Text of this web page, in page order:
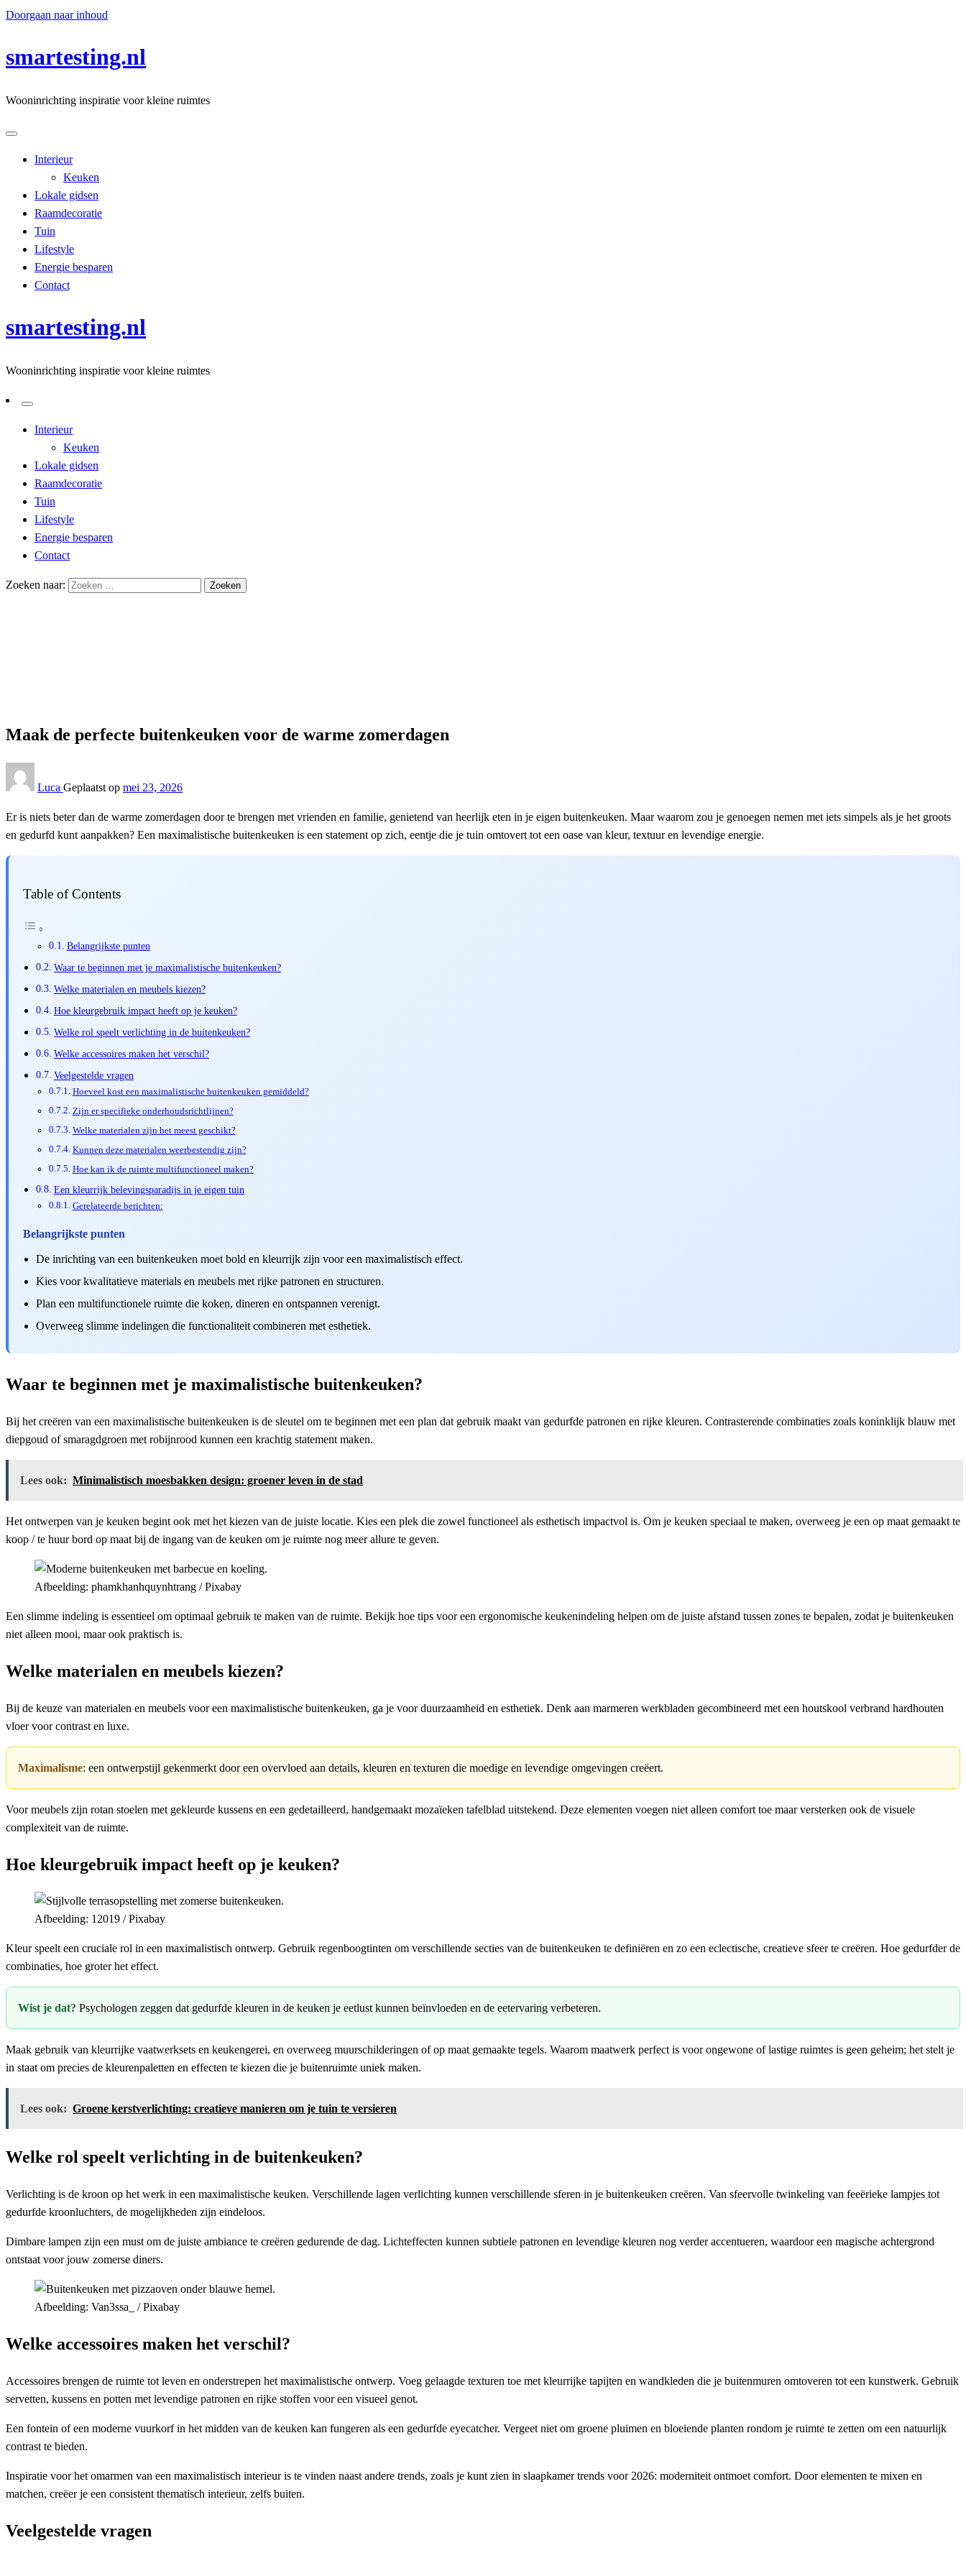
Doorgaan naar inhoud
smartesting.nl
Wooninrichting inspiratie voor kleine ruimtes
Interieur
Keuken
Lokale gidsen
Raamdecoratie
Tuin
Lifestyle
Energie besparen
Contact
smartesting.nl
Wooninrichting inspiratie voor kleine ruimtes
Interieur
Keuken
Lokale gidsen
Raamdecoratie
Tuin
Lifestyle
Energie besparen
Contact
Zoeken naar:
Maak de perfecte buitenkeuken voor de warme zomerdagen
Luca Geplaatst op mei 23, 2026
Er is niets beter dan de warme zomerdagen door te brengen met vrienden en familie, genietend van heerlijk eten in je eigen buitenkeuken. Maar waarom zou je genoegen nemen met iets simpels als je het groots
en gedurfd kunt aanpakken? Een maximalistische buitenkeuken is een statement op zich, eentje die je tuin omtovert tot een oase van kleur, textuur en levendige energie.
Table of Contents
Belangrijkste punten
Waar te beginnen met je maximalistische buitenkeuken?
Welke materialen en meubels kiezen?
Hoe kleurgebruik impact heeft op je keuken?
Welke rol speelt verlichting in de buitenkeuken?
Welke accessoires maken het verschil?
Veelgestelde vragen
Hoeveel kost een maximalistische buitenkeuken gemiddeld?
Zijn er specifieke onderhoudsrichtlijnen?
Welke materialen zijn het meest geschikt?
Kunnen deze materialen weerbestendig zijn?
Hoe kan ik de ruimte multifunctioneel maken?
Een kleurrijk belevingsparadijs in je eigen tuin
Gerelateerde berichten:
Belangrijkste punten
De inrichting van een buitenkeuken moet bold en kleurrijk zijn voor een maximalistisch effect.
Kies voor kwalitatieve materials en meubels met rijke patronen en structuren.
Plan een multifunctionele ruimte die koken, dineren en ontspannen verenigt.
Overweeg slimme indelingen die functionaliteit combineren met esthetiek.
Waar te beginnen met je maximalistische buitenkeuken?
Bij het creëren van een maximalistische buitenkeuken is de sleutel om te beginnen met een plan dat gebruik maakt van gedurfde patronen en rijke kleuren. Contrasterende combinaties zoals koninklijk blauw met
diepgoud of smaragdgroen met robijnrood kunnen een krachtig statement maken.
Lees ook: Minimalistisch moesbakken design: groener leven in de stad
Het ontwerpen van je keuken begint ook met het kiezen van de juiste locatie. Kies een plek die zowel functioneel als esthetisch impactvol is. Om je keuken speciaal te maken, overweeg je een op maat gemaakt te
koop / te huur bord op maat bij de ingang van de keuken om je ruimte nog meer allure te geven.
Afbeelding: phamkhanhquynhtrang / Pixabay
Een slimme indeling is essentieel om optimaal gebruik te maken van de ruimte. Bekijk hoe tips voor een ergonomische keukenindeling helpen om de juiste afstand tussen zones te bepalen, zodat je buitenkeuken
niet alleen mooi, maar ook praktisch is.
Welke materialen en meubels kiezen?
Bij de keuze van materialen en meubels voor een maximalistische buitenkeuken, ga je voor duurzaamheid en esthetiek. Denk aan marmeren werkbladen gecombineerd met een houtskool verbrand hardhouten
vloer voor contrast en luxe.
Maximalisme: een ontwerpstijl gekenmerkt door een overvloed aan details, kleuren en texturen die moedige en levendige omgevingen creëert.
Voor meubels zijn rotan stoelen met gekleurde kussens en een gedetailleerd, handgemaakt mozaïeken tafelblad uitstekend. Deze elementen voegen niet alleen comfort toe maar versterken ook de visuele
complexiteit van de ruimte.
Hoe kleurgebruik impact heeft op je keuken?
Afbeelding: 12019 / Pixabay
Kleur speelt een cruciale rol in een maximalistisch ontwerp. Gebruik regenboogtinten om verschillende secties van de buitenkeuken te definiëren en zo een eclectische, creatieve sfeer te creëren. Hoe gedurfder de
combinaties, hoe groter het effect.
Wist je dat? Psychologen zeggen dat gedurfde kleuren in de keuken je eetlust kunnen beïnvloeden en de eetervaring verbeteren.
Maak gebruik van kleurrijke vaatwerksets en keukengerei, en overweeg muurschilderingen of op maat gemaakte tegels. Waarom maatwerk perfect is voor ongewone of lastige ruimtes is geen geheim; het stelt je
in staat om precies de kleurenpaletten en effecten te kiezen die je buitenruimte uniek maken.
Lees ook: Groene kerstverlichting: creatieve manieren om je tuin te versieren
Welke rol speelt verlichting in de buitenkeuken?
Verlichting is de kroon op het werk in een maximalistische keuken. Verschillende lagen verlichting kunnen verschillende sferen in je buitenkeuken creëren. Van sfeervolle twinkeling van feeërieke lampjes tot
gedurfde kroonluchters, de mogelijkheden zijn eindeloos.
Dimbare lampen zijn een must om de juiste ambiance te creëren gedurende de dag. Lichteffecten kunnen subtiele patronen en levendige kleuren nog verder accentueren, waardoor een magische achtergrond
ontstaat voor jouw zomerse diners.
Afbeelding: Van3ssa_ / Pixabay
Welke accessoires maken het verschil?
Accessoires brengen de ruimte tot leven en onderstrepen het maximalistische ontwerp. Voeg gelaagde texturen toe met kleurrijke tapijten en wandkleden die je buitenmuren omtoveren tot een kunstwerk. Gebruik
servetten, kussens en potten met levendige patronen en rijke stoffen voor een visueel genot.
Een fontein of een moderne vuurkorf in het midden van de keuken kan fungeren als een gedurfde eyecatcher. Vergeet niet om groene pluimen en bloeiende planten rondom je ruimte te zetten om een natuurlijk
contrast te bieden.
Inspiratie voor het omarmen van een maximalistisch interieur is te vinden naast andere trends, zoals je kunt zien in slaapkamer trends voor 2026: moderniteit ontmoet comfort. Door elementen te mixen en
matchen, creëer je een consistent thematisch interieur, zelfs buiten.
Veelgestelde vragen